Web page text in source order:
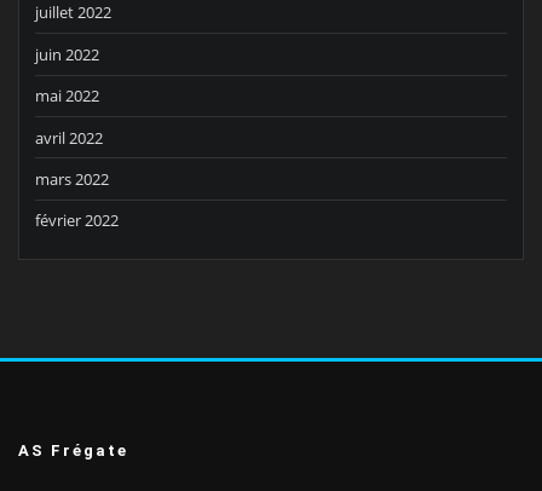
juillet 2022
juin 2022
mai 2022
avril 2022
mars 2022
février 2022
AS Frégate